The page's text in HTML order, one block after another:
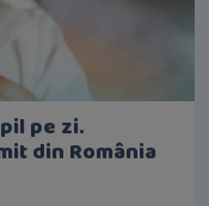
pe zi.
din România